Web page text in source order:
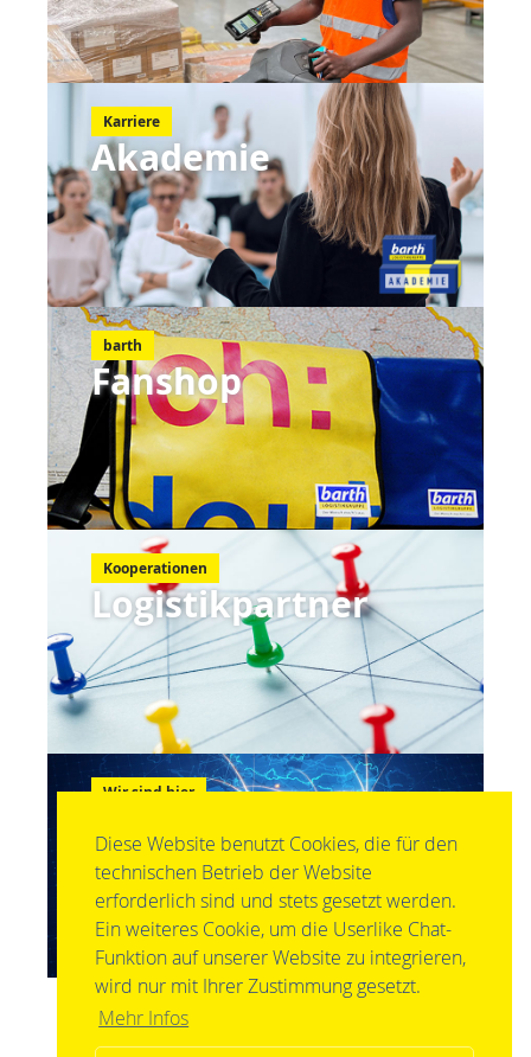
Diese Website benutzt Cookies, die für den
technischen Betrieb der Website
erforderlich sind und stets gesetzt werden.
Ein weiteres Cookie, um die Userlike Chat-
Funktion auf unserer Website zu integrieren,
wird nur mit Ihrer Zustimmung gesetzt.
Mehr Infos
Karriere
Akademie
barth
Fanshop
Kooperationen
Logistikpartner
Wir sind hier
Standorte